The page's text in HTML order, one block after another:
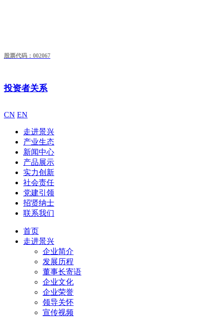
股票代码：002067
投资者关系
CN EN
走进景兴
产业生态
新闻中心
产品展示
实力创新
社会责任
党建引领
招贤纳士
联系我们
首页
走进景兴
企业简介
发展历程
董事长寄语
企业文化
企业荣誉
领导关怀
宣传视频